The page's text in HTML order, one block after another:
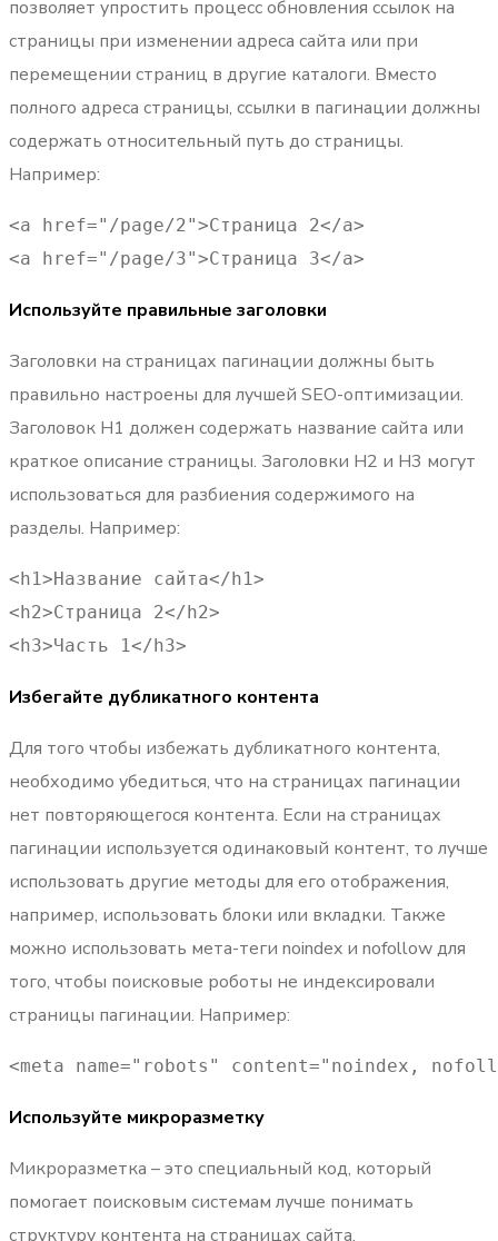
позволяет упростить процесс обновления ссылок на
страницы при изменении адреса сайта или при
перемещении страниц в другие каталоги. Вместо
полного адреса страницы, ссылки в пагинации должны
содержать относительный путь до страницы.
Например:
<a href="/page/2">Страница 2</a>
<a href="/page/3">Страница 3</a>
Используйте правильные заголовки
Заголовки на страницах пагинации должны быть
правильно настроены для лучшей SEO-оптимизации.
Заголовок H1 должен содержать название сайта или
краткое описание страницы. Заголовки H2 и H3 могут
использоваться для разбиения содержимого на
разделы. Например:
<h1>Название сайта</h1>
<h2>Страница 2</h2>
<h3>Часть 1</h3>
Избегайте дубликатного контента
Для того чтобы избежать дубликатного контента,
необходимо убедиться, что на страницах пагинации
нет повторяющегося контента. Если на страницах
пагинации используется одинаковый контент, то лучше
использовать другие методы для его отображения,
например, использовать блоки или вкладки. Также
можно использовать мета-теги noindex и nofollow для
того, чтобы поисковые роботы не индексировали
страницы пагинации. Например:
<meta name="robots" content="noindex,
Используйте микроразметку
Микроразметка – это специальный код, который
помогает поисковым системам лучше понимать
структуру контента на страницах сайта.